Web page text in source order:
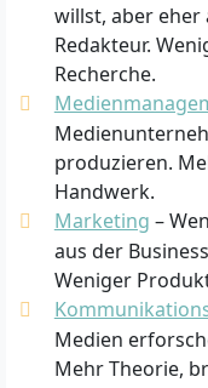
willst, aber eher
Redakteur.
Recherche.
produzieren.
Handwerk.
Marketing –
aus der
Weniger
Medien
Mehr Theorie,